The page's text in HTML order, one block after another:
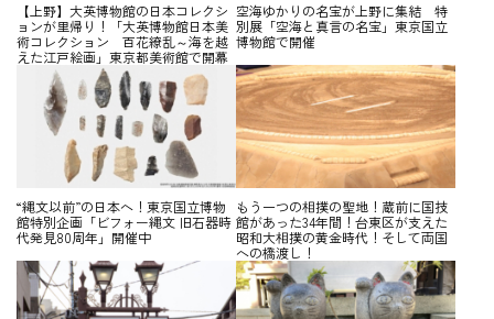
【上野】大英博物館の日本コレクシ
ョンが里帰り！「大英博物館日本美
術コレクション 百花繚乱～海を越
えた江戸絵画」東京都美術館で開幕
空海ゆかりの名宝が上野に集結 特
別展「空海と真言の名宝」東京国立
博物館で開催
“縄文以前”の日本へ！東京国立博物
館特別企画「ビフォー縄文 旧石器時
代発見80周年」開催中
もう一つの相撲の聖地！蔵前に国技
館があった34年間！台東区が支えた
昭和大相撲の黄金時代！そして両国
への橋渡し！